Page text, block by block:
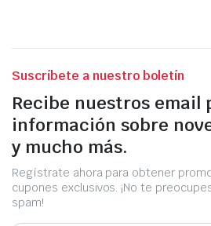
Suscríbete a nuestro boletín
Recibe nuestros email
información sobre
y mucho más.
Regístrate ahora para obtener
cupones exclusivos. ¡No te
spam!